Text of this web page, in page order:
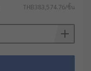
THB383,574.76/ชิ้น